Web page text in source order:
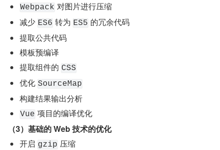
Webpack 对图片进行压缩
减少 ES6 转为 ES5 的冗余代码
提取公共代码
模板预编译
提取组件的 CSS
优化 SourceMap
构建结果输出分析
Vue 项目的编译优化
（3）基础的 Web 技术的优化
开启 gzip 压缩